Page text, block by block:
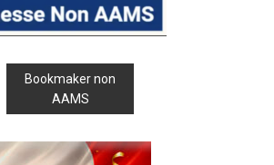
Bookmaker non
AAMS